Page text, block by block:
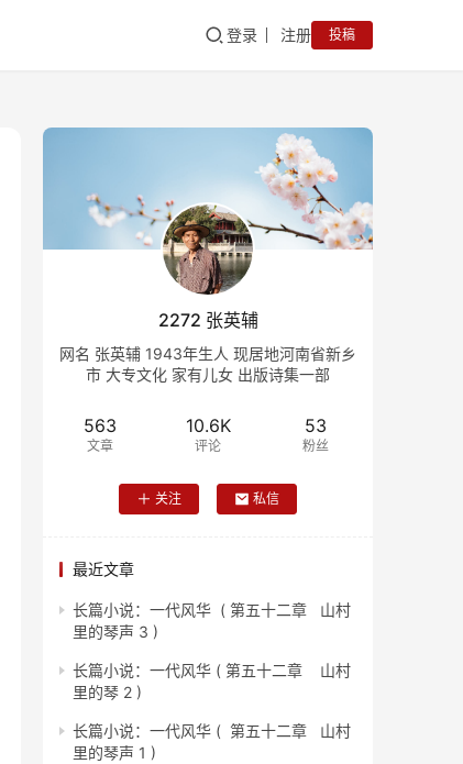
登录 注册 投稿
2272 张英辅
网名 张英辅 1943年生人 现居地河南省新乡
市 大专文化 家有儿女 出版诗集一部
563
文章
10.6K
评论
53
粉丝
关注 私信
最近文章
长篇小说：一代风华 ( 第五十二章 山村
里的琴声 3 )
长篇小说：一代风华 ( 第五十二章 山村
里的琴 2 )
长篇小说：一代风华 ( 第五十二章 山村
里的琴声 1 )